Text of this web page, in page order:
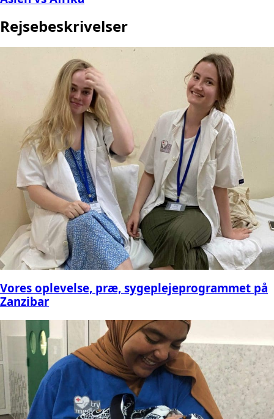
Rejsebeskrivelser
Vores oplevelse, præ, sygeplejeprogrammet på
Zanzibar